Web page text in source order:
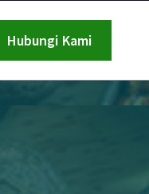
Hubungi Kami